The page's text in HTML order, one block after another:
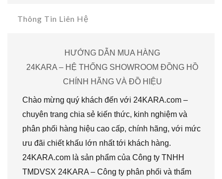
Thông Tin Liên Hệ
HƯỚNG DẪN MUA HÀNG
24KARA – HỆ THỐNG SHOWROOM ĐỒNG HỒ
CHÍNH HÃNG VÀ ĐỒ HIỆU
Chào mừng quý khách đến với 24KARA.com –
chuyên trang chia sẻ kiến thức, kinh nghiệm và
phân phối hàng hiệu cao cấp, chính hãng, với mức
ưu đãi chiết khấu lớn nhất tới khách hàng.
24KARA.com là sản phẩm của Công ty TNHH
TMDVSX 24KARA – Công ty phân phối và thẩm